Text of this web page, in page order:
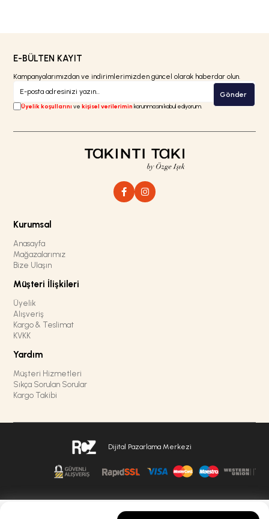
E-BÜLTEN KAYIT
Kampanyalarımızdan ve indirimlerimizden güncel olarak haberdar olun.
Gönder
Üyelik koşullarını vekişisel verilerimin korunmasını kabul ediyorum.
Kurumsal
Anasayfa
Mağazalarımız
Bize Ulaşın
Müşteri İlişkileri
Üyelik
Alışveriş
Kargo & Teslimat
KVKK
Yardım
Müşteri Hizmetleri
Sıkça Sorulan Sorular
Kargo Takibi
Dijital Pazarlama Merkezi